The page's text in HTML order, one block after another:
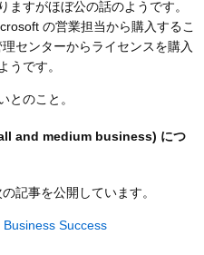
ますがほぼ公の話のようです。
の営業担当から購入するこ
センターからライセンスを購入
うです。
とのこと。
and medium business) につ
記事を公開しています。
Success